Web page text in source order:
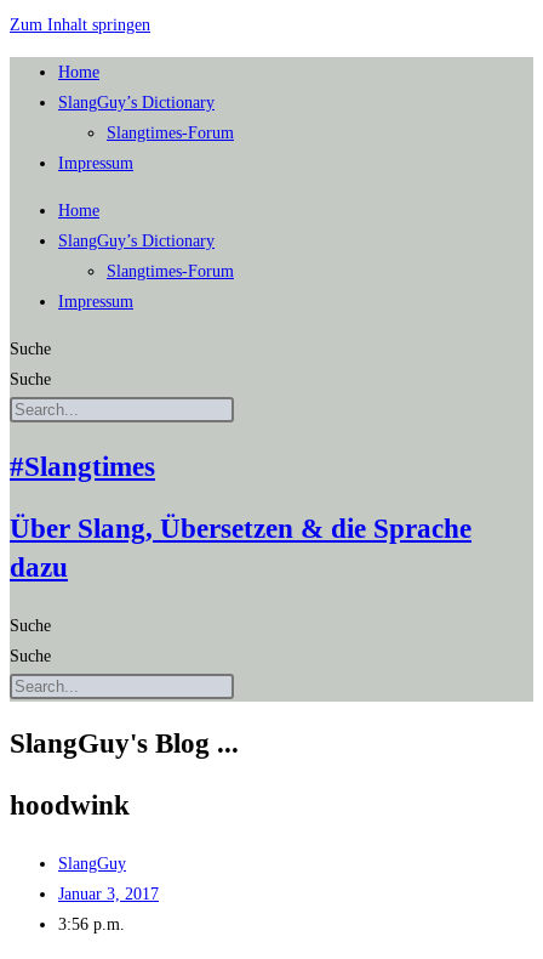
Zum Inhalt springen
Home
SlangGuy’s Dic­tion­a­ry
Slang­times-Forum
Impres­sum
Home
SlangGuy’s Dic­tion­a­ry
Slang­times-Forum
Impres­sum
Suche
Suche
#Slangtimes
Über Slang, Übersetzen & die Sprache
dazu
Suche
Suche
SlangGuy's Blog ...
hood­wink
SlangGuy
Januar 3, 2017
3:56 p.m.